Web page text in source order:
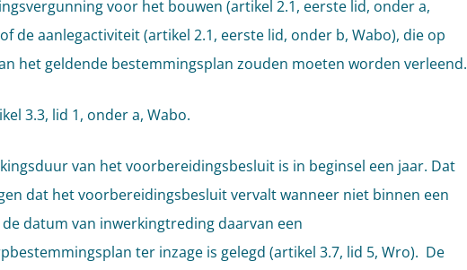
voor het bouwen (artikel 2.1, eerste lid, onder a,
de aanlegactiviteit (artikel 2.1, eerste lid, onder b, Wabo), die op
het geldende bestemmingsplan zouden moeten worden verleend.
3.3, lid 1, onder a, Wabo.
van het voorbereidingsbesluit is in beginsel een jaar. Dat
dat het voorbereidingsbesluit vervalt wanneer niet binnen een
datum van inwerkingtreding daarvan een
ter inzage is gelegd (artikel 3.7, lid 5, Wro). De